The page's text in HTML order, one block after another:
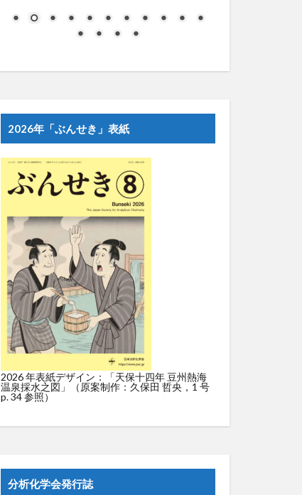
2026年「ぶんせき」表紙
2026 年表紙デザイン：「天保十四年 豆州熱海
温泉採水之図」（原案制作：久保田 哲央，1 号
p. 34 参照）
分析化学会発行誌